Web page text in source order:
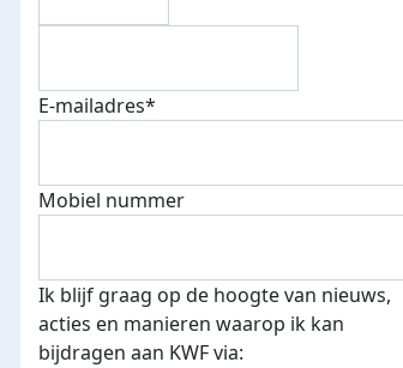
Donateurs
bedankt
E-mailadres*
Mobiel nummer
Ik blijf graag op de hoogte van nieuws,
acties en manieren waarop ik kan
bijdragen aan KWF via: